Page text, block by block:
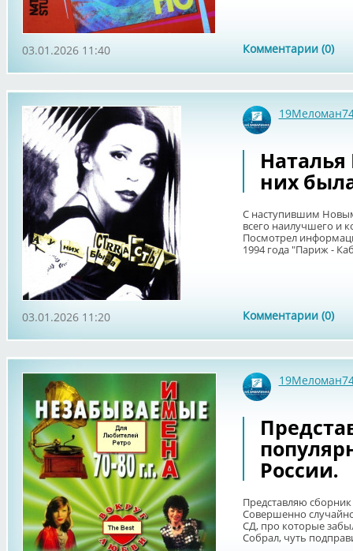
Комментарии (0)
03.01.2026 11:40
них
С наступившим
всего наилучшего и
Посмотрел
1994 года "Париж -
Комментарии (0)
03.01.2026 11:20
России.
Представляю
Совершенно
СД, про которые
Собрал, чуть